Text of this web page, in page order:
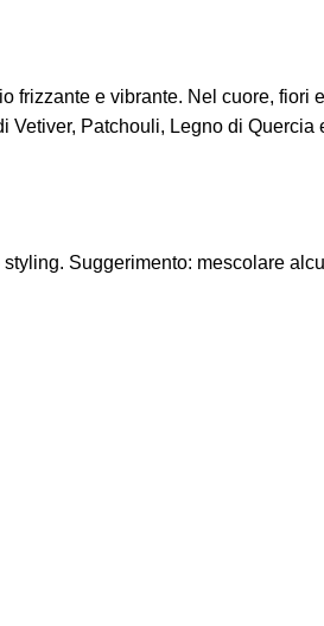
e vibrante. Nel cuore, fiori
Patchouli, Legno di
Suggerimento: mescolare